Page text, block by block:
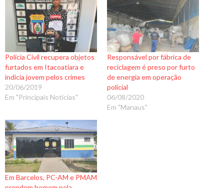
Polícia Civil recupera objetos
furtados em Itacoatiara e
indicia jovem pelos crimes
20/06/2019
Em "Principais Notícias"
Responsável por fábrica de
reciclagem é preso por furto
de energia em operação
policial
06/08/2020
Em "Manaus"
Em Barcelos, PC-AM e PMAM